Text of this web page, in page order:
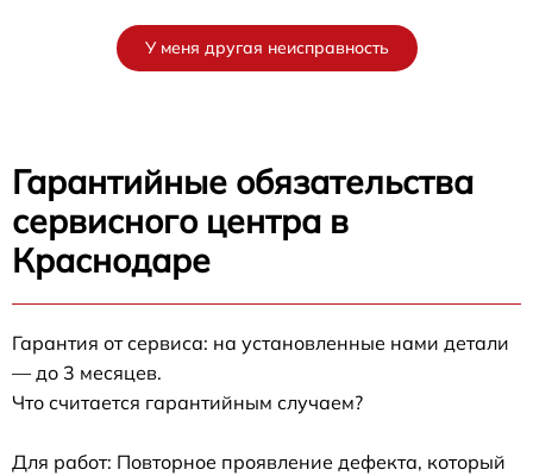
У меня другая неисправность
Гарантийные обязательства
сервисного центра в
Краснодаре
Гарантия от сервиса: на установленные нами детали
— до 3 месяцев.
Что считается гарантийным случаем?
Для работ: Повторное проявление дефекта, который